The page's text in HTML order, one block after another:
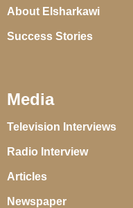
About Elsharkawi
Success Stories
Media
Television Interviews
Radio Interview
Articles
Newspaper